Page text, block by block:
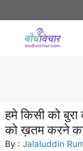
to
हमे किसी को
को ख़तम करने का
By : Jalaluddin